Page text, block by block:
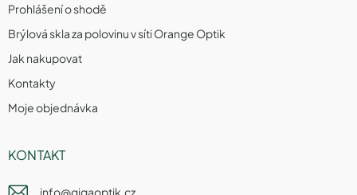
Prohlášení o shodě
Brýlová skla za polovinu v síti Orange Optik
Jak nakupovat
Kontakty
Moje objednávka
KONTAKT
info@gigaoptik.cz